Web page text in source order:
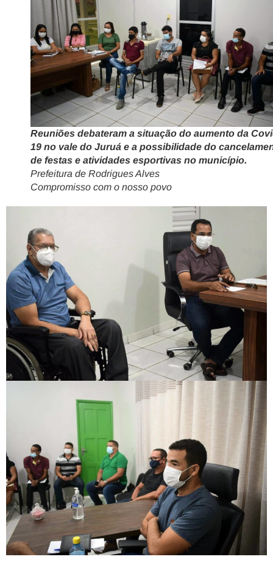
Reuniões debateram a situação do aumento da
19 no vale do Juruá e a possibilidade do
de festas e atividades esportivas no município.
Prefeitura de Rodrigues Alves
Compromisso com o nosso povo